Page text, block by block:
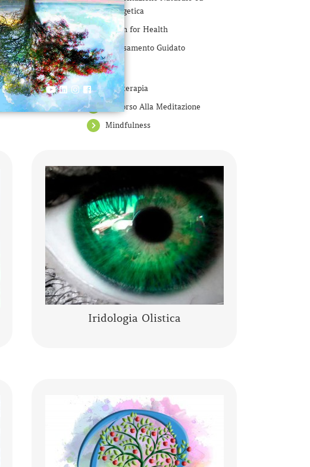
Energetica
Touch for Health
Rilassamento Guidato
Yoga
Yogaterapia
Percorso Alla Meditazione
Mindfulness
Iridologia Olistica
L’Iridologia Olistica è “l’arte” che osserva
i segni, le anomalie, i fenomeni, i colori
e le architetture dell’occhio, per
comprendere lo stato fisico…..
CONTINUA A LEGGERE
Lo yoga, la meditazione, la mindfulness,
lo yogaterapia, il rilassamento guidato
sono percorsi del Sé che ci conducono
alla porta di noi stessi.